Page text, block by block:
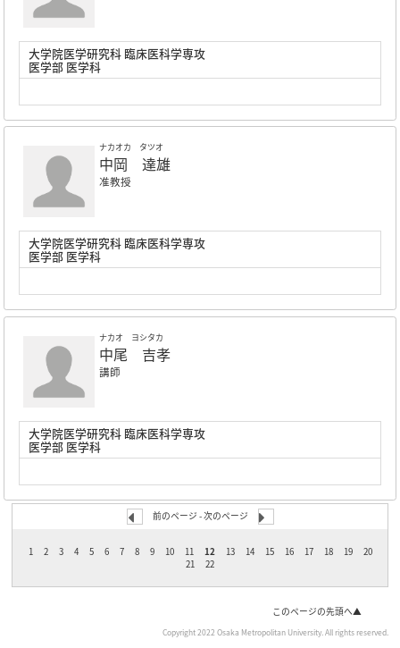
大学院医学研究科 臨床医科学専攻
医学部 医学科
ナカオカ タツオ
中岡 達雄
准教授
大学院医学研究科 臨床医科学専攻
医学部 医学科
ナカオ ヨシタカ
中尾 吉孝
講師
大学院医学研究科 臨床医科学専攻
医学部 医学科
前のページ -次のページ
1 2 3 4 5 6 7 8 9 10 11 12 13 14 15 16 17 18 19
20
21
22
このページの先頭へ▲
Copyright 2022 Osaka Metropolitan University. All rights reserved.